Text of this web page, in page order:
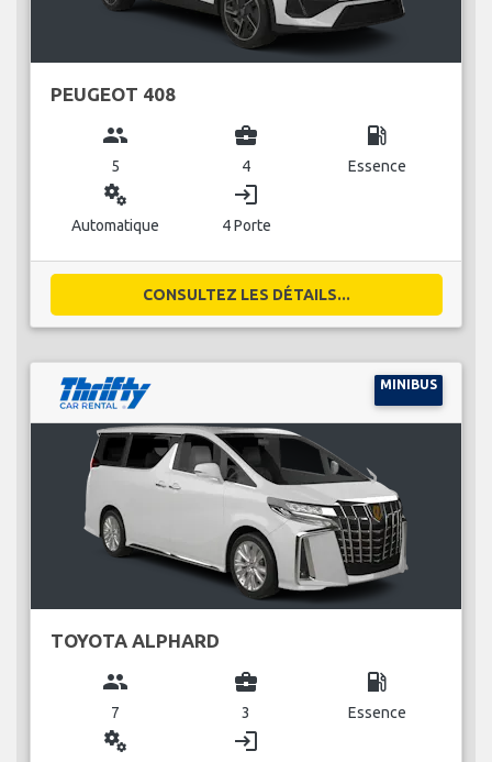
PEUGEOT 408
group
5
business_center
4
local_gas_station
Essence
miscellaneous_services
Automatique
login
4 Porte
CONSULTEZ LES DÉTAILS...
MINIBUS
TOYOTA ALPHARD
group
7
business_center
3
local_gas_station
Essence
miscellaneous_services login